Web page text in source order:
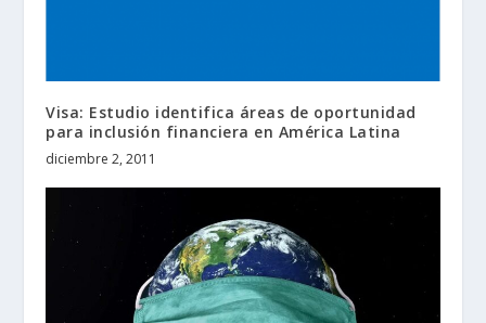
Visa: Estudio identifica áreas de oportunidad
para inclusión financiera en América Latina
diciembre 2, 2011